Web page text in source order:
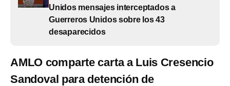
Unidos mensajes interceptados a
Guerreros Unidos sobre los 43
desaparecidos
AMLO comparte carta a Luis Cresencio
Sandoval para detención de